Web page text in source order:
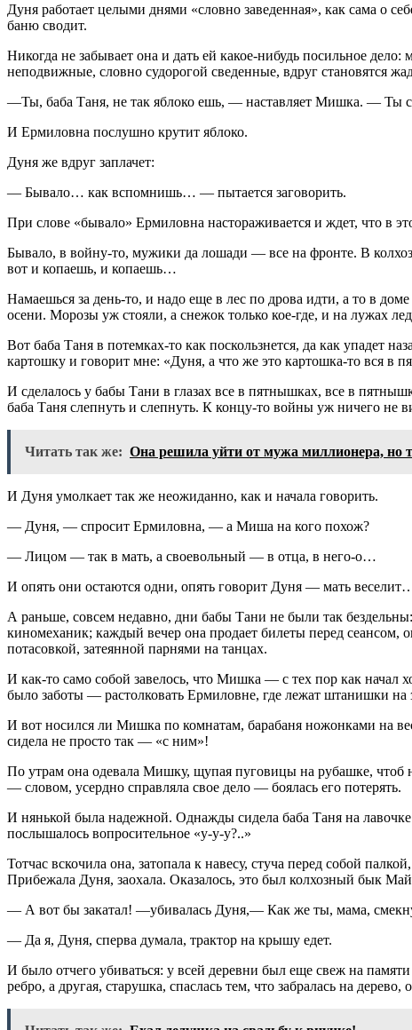
Дуня работает целыми днями «словно заведенная», как сама о
баню сводит.
Никогда не забывает она и дать ей какое-нибудь посильное
неподвижные, словно судорогой сведенные, вдруг становятся
—Ты, баба Таня, не так яблоко ешь, — наставляет Мишка. — Ты
И Ермиловна послушно крутит яблоко.
Дуня же вдруг заплачет:
— Бывало… как вспомнишь… — пытается заговорить.
При слове «бывало» Ермиловна настораживается и ждет, что в
Бывало, в войну-то, мужики да лошади — все на фронте. В
вот и копаешь, и копаешь…
Намаешься за день-то, и надо еще в лес по дрова идти, а то в
осени. Морозы уж стояли, а снежок только кое-где, и на лужах
Вот баба Таня в потемках-то как поскользнется, да как упадет
картошку и говорит мне: «Дуня, а что же это картошка-то вся
И сделалось у бабы Тани в глазах все в пятнышках, все в
баба Таня слепнуть и слепнуть. К концу-то войны уж ничего не
Читать так же: Она решила уйти от мужа миллионера, но
И Дуня умолкает так же неожиданно, как и начала говорить.
— Дуня, — спросит Ермиловна, — а Миша на кого похож?
— Лицом — так в мать, а своевольный — в отца, в него-о…
И опять они остаются одни, опять говорит Дуня — мать
А раньше, совсем недавно, дни бабы Тани не были так
киномеханик; каждый вечер она продает билеты перед
потасовкой, затеянной парнями на танцах.
И как-то само собой завелось, что Мишка — с тех пор как начал
было заботы — растолковать Ермиловне, где лежат штанишки на
И вот носился ли Мишка по комнатам, барабаня ножонками на
сидела не просто так — «с ним»!
По утрам она одевала Мишку, щупая пуговицы на рубашке, чтоб
— словом, усердно справляла свое дело — боялась его потерять.
И нянькой была надежной. Однажды сидела баба Таня на
послышалось вопросительное «у-у-у?..»
Тотчас вскочила она, затопала к навесу, стуча перед собой
Прибежала Дуня, заохала. Оказалось, это был колхозный бык
— А вот бы закатал! —убивалась Дуня,— Как же ты, мама,
— Да я, Дуня, сперва думала, трактор на крышу едет.
И было отчего убиваться: у всей деревни был еще свеж на
ребро, а другая, старушка, спаслась тем, что забралась на дерево,